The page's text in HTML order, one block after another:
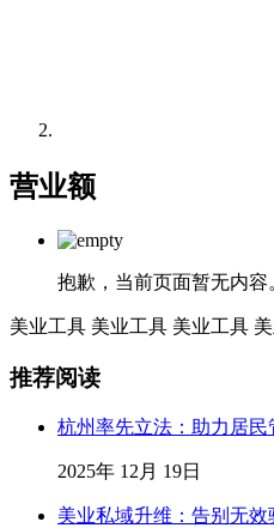
营业额
抱歉，当前页面暂无内容
美业工具 美业工具 美业工具
推荐阅读
杭州率先立法：助力居民
2025年 12月 19日
美业私域升维：告别无效